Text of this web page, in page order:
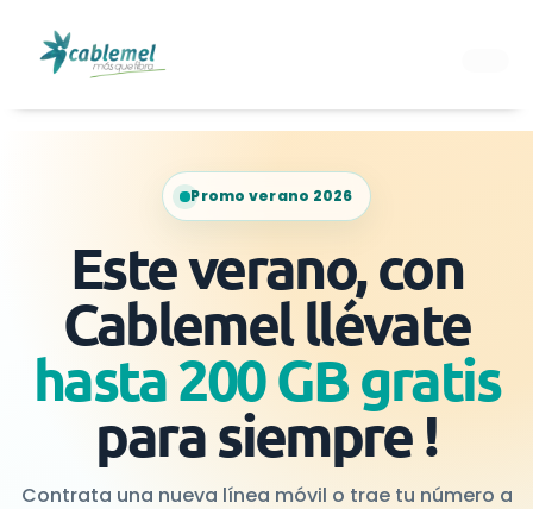
Promo verano 2026
Este verano, con
Cablemel llévate
hasta 200 GB gratis
para siempre !
Contrata una nueva línea móvil o trae tu número a